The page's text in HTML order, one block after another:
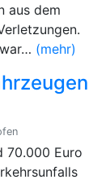
aus dem
(mehr)
70.000 Euro